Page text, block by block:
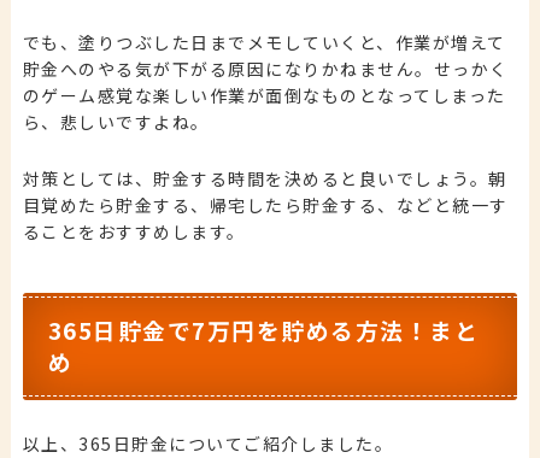
でも、塗りつぶした日までメモしていくと、作業が増えて
貯金へのやる気が下がる原因になりかねません。せっかく
のゲーム感覚な楽しい作業が面倒なものとなってしまった
ら、悲しいですよね。
対策としては、貯金する時間を決めると良いでしょう。朝
目覚めたら貯金する、帰宅したら貯金する、などと統一す
ることをおすすめします。
365日貯金で7万円を貯める方法！まと
め
以上、365日貯金についてご紹介しました。